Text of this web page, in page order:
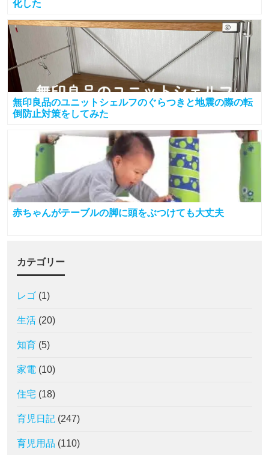
化した
無印良品のユニットシェルフのぐらつきと地震の際の転
倒防止対策をしてみた
赤ちゃんがテーブルの脚に頭をぶつけても大丈夫
カテゴリー
レゴ (1)
生活 (20)
知育 (5)
家電 (10)
住宅 (18)
育児日記 (247)
育児用品 (110)